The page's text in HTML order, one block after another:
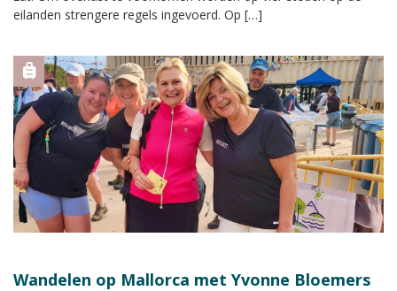
eilanden strengere regels ingevoerd. Op […]
Wandelen op Mallorca met Yvonne Bloemers